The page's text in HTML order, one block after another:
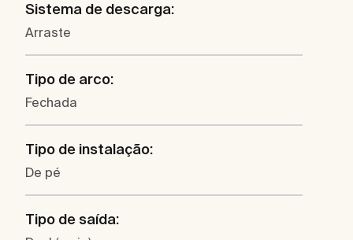
Sistema de descarga:
Arraste
Tipo de arco:
Fechada
Tipo de instalação:
De pé
Tipo de saída: